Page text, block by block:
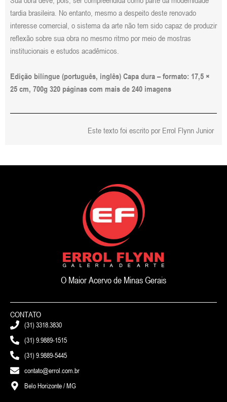
tardia brasileira. No entanto, mesmo a despeito deste renovado
interesse comercial, o sistema da arte não tem sido capaz de produzir
reflexão sobre sua obra no mesmo ritmo por meio de mostras
institucionais e estudos acadêmicos.
Edição bilíngue (português, inglês) Capa dura – formato: 17,5 ×
25 cm, 700g 320 páginas com mais de 240 imagens
Este texto foi escrito por Errol Flynn Junior
O Maior Acervo de Minas Gerais
CONTATO
(31) 3318.3830
(31) 9.9889-1515
(31) 9.9889-5445
contato@errol.com.br
Belo Horizonte / MG